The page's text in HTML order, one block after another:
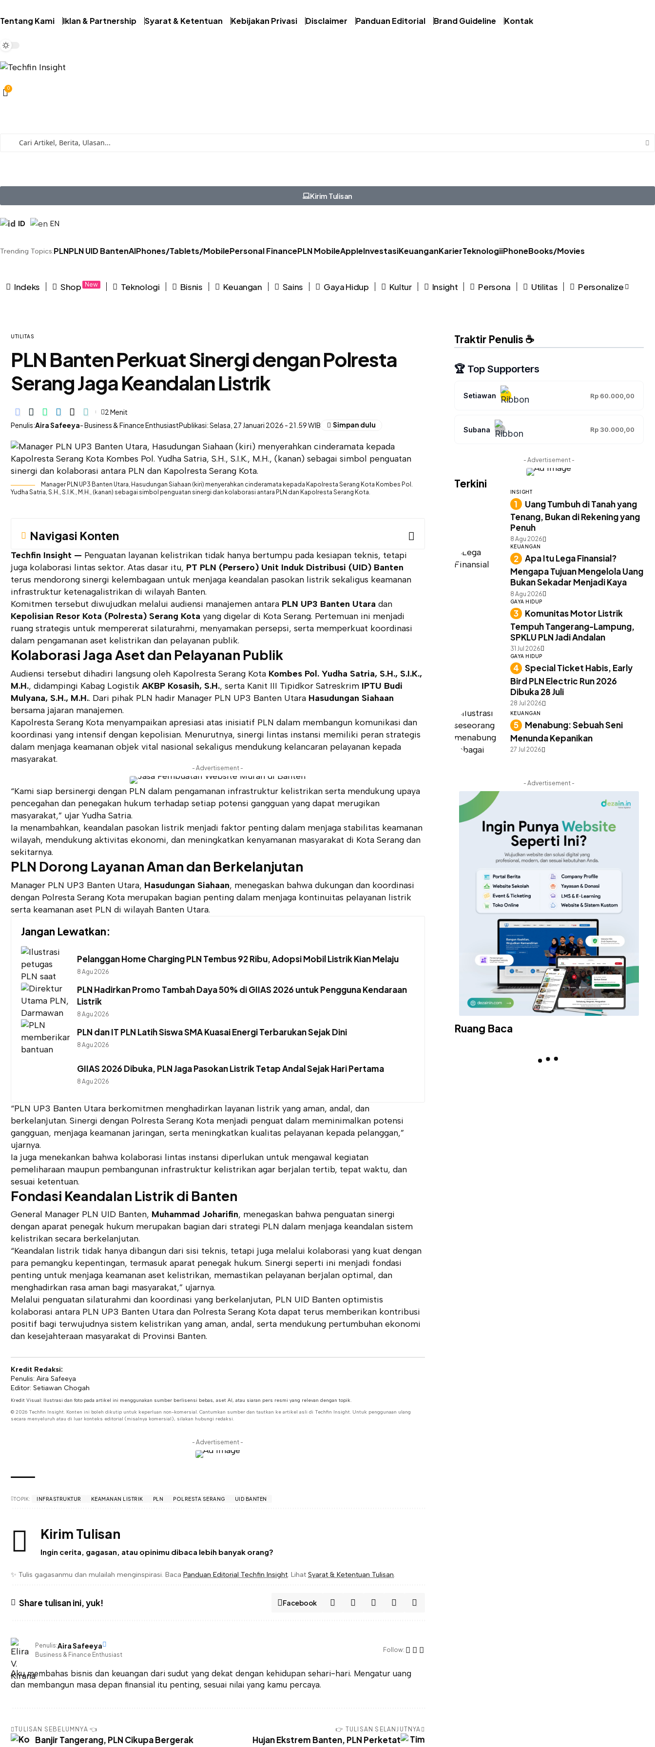
Tentang Kami Iklan & Partnership Syarat & Ketentuan Kebijakan Privasi Disclaimer Panduan Editorial Brand Guideline Kontak
0
Kirim Tulisan
ID EN
Trending Topics:PLNPLN UID BantenAIPhones/Tablets/MobilePersonal FinancePLN MobileAppleInvestasiKeuanganKarierTeknologiiPhoneBooks/Movies
Indeks Shop New Teknologi Bisnis Keuangan Sains Gaya Hidup Kultur Insight Persona Utilitas Personalize
UTILITAS
PLN Banten Perkuat Sinergi dengan Polresta
Serang Jaga Keandalan Listrik
Penulis:Aira Safeeya- Business & Finance EnthusiastPublikasi: Selasa, 27 Januari 2026 - 21.59 WIB
2 Menit
Manager PLN UP3 Banten Utara, Hasudungan Siahaan (kiri) menyerahkan cinderamata kepada Kapolresta Serang Kota Kombes Pol.
Yudha Satria, S.H., S.I.K., M.H., (kanan) sebagai simbol penguatan sinergi dan kolaborasi antara PLN dan Kapolresta Serang Kota.
Navigasi Konten
Techfin Insight — Penguatan layanan kelistrikan tidak hanya bertumpu pada kesiapan teknis, tetapi
juga kolaborasi lintas sektor. Atas dasar itu, PT PLN (Persero) Unit Induk Distribusi (UID) Banten
terus mendorong sinergi kelembagaan untuk menjaga keandalan pasokan listrik sekaligus keamanan
infrastruktur ketenagalistrikan di wilayah Banten.
Komitmen tersebut diwujudkan melalui audiensi manajemen antara PLN UP3 Banten Utara dan
Kepolisian Resor Kota (Polresta) Serang Kota yang digelar di Kota Serang. Pertemuan ini menjadi
ruang strategis untuk mempererat silaturahmi, menyamakan persepsi, serta memperkuat koordinasi
dalam pengamanan aset kelistrikan dan pelayanan publik.
Kolaborasi Jaga Aset dan Pelayanan Publik
Audiensi tersebut dihadiri langsung oleh Kapolresta Serang Kota Kombes Pol. Yudha Satria, S.H., S.I.K.,
M.H., didampingi Kabag Logistik AKBP Kosasih, S.H., serta Kanit III Tipidkor Satreskrim IPTU Budi
Mulyana, S.H., M.H.. Dari pihak PLN hadir Manager PLN UP3 Banten Utara Hasudungan Siahaan
bersama jajaran manajemen.
Kapolresta Serang Kota menyampaikan apresiasi atas inisiatif PLN dalam membangun komunikasi dan
koordinasi yang intensif dengan kepolisian. Menurutnya, sinergi lintas instansi memiliki peran strategis
dalam menjaga keamanan objek vital nasional sekaligus mendukung kelancaran pelayanan kepada
masyarakat.
- Advertisement -
“Kami siap bersinergi dengan PLN dalam pengamanan infrastruktur kelistrikan serta mendukung upaya
pencegahan dan penegakan hukum terhadap setiap potensi gangguan yang dapat merugikan
masyarakat,” ujar Yudha Satria.
Ia menambahkan, keandalan pasokan listrik menjadi faktor penting dalam menjaga stabilitas keamanan
wilayah, mendukung aktivitas ekonomi, dan meningkatkan kenyamanan masyarakat di Kota Serang dan
sekitarnya.
PLN Dorong Layanan Aman dan Berkelanjutan
Manager PLN UP3 Banten Utara, Hasudungan Siahaan, menegaskan bahwa dukungan dan koordinasi
dengan Polresta Serang Kota merupakan bagian penting dalam menjaga kontinuitas pelayanan listrik
serta keamanan aset PLN di wilayah Banten Utara.
Jangan Lewatkan:
Pelanggan Home Charging PLN Tembus 92 Ribu, Adopsi Mobil Listrik Kian Melaju
8 Agu 2026
PLN Hadirkan Promo Tambah Daya 50% di GIIAS 2026 untuk Pengguna Kendaraan
Listrik
8 Agu 2026
PLN dan IT PLN Latih Siswa SMA Kuasai Energi Terbarukan Sejak Dini
8 Agu 2026
GIIAS 2026 Dibuka, PLN Jaga Pasokan Listrik Tetap Andal Sejak Hari Pertama
8 Agu 2026
“PLN UP3 Banten Utara berkomitmen menghadirkan layanan listrik yang aman, andal, dan
berkelanjutan. Sinergi dengan Polresta Serang Kota menjadi penguat dalam meminimalkan potensi
gangguan, menjaga keamanan jaringan, serta meningkatkan kualitas pelayanan kepada pelanggan,”
ujarnya.
Ia juga menekankan bahwa kolaborasi lintas instansi diperlukan untuk mengawal kegiatan
pemeliharaan maupun pembangunan infrastruktur kelistrikan agar berjalan tertib, tepat waktu, dan
sesuai ketentuan.
Fondasi Keandalan Listrik di Banten
General Manager PLN UID Banten, Muhammad Joharifin, menegaskan bahwa penguatan sinergi
dengan aparat penegak hukum merupakan bagian dari strategi PLN dalam menjaga keandalan sistem
kelistrikan secara berkelanjutan.
“Keandalan listrik tidak hanya dibangun dari sisi teknis, tetapi juga melalui kolaborasi yang kuat dengan
para pemangku kepentingan, termasuk aparat penegak hukum. Sinergi seperti ini menjadi fondasi
penting untuk menjaga keamanan aset kelistrikan, memastikan pelayanan berjalan optimal, dan
menghadirkan rasa aman bagi masyarakat,” ujarnya.
Melalui penguatan silaturahmi dan koordinasi yang berkelanjutan, PLN UID Banten optimistis
kolaborasi antara PLN UP3 Banten Utara dan Polresta Serang Kota dapat terus memberikan kontribusi
positif bagi terwujudnya sistem kelistrikan yang aman, andal, serta mendukung pertumbuhan ekonomi
dan kesejahteraan masyarakat di Provinsi Banten.
Kredit Redaksi:
Penulis: Aira Safeeya
Editor: Setiawan Chogah
Kredit Visual: Ilustrasi dan foto pada artikel ini menggunakan sumber berlisensi bebas, aset AI, atau siaran pers resmi yang relevan dengan topik.
© 2026 Techfin Insight. Konten ini boleh dikutip untuk keperluan non-komersial. Cantumkan sumber dan tautkan ke artikel asli di Techfin Insight. Untuk penggunaan ulang
secara menyeluruh atau di luar konteks editorial (misalnya komersial), silakan hubungi redaksi.
- Advertisement -
TOPIK: INFRASTRUKTUR KEAMANAN LISTRIK PLN POLRESTA SERANG UID BANTEN
Kirim Tulisan
Ingin cerita, gagasan, atau opinimu dibaca lebih banyak orang?
✨ Tulis gagasanmu dan mulailah menginspirasi. Baca Panduan Editorial Techfin Insight. Lihat Syarat & Ketentuan Tulisan.
Share tulisan ini, yuk! Facebook
Penulis:Aira Safeeya
Business & Finance Enthusiast
Follow:
Aku membahas bisnis dan keuangan dari sudut yang dekat dengan kehidupan sehari-hari. Mengatur uang
dan membangun masa depan finansial itu penting, sesuai nilai yang kamu percaya.
TULISAN SEBELUMNYA 👈
Banjir Tangerang, PLN Cikupa Bergerak
👉 TULISAN SELANJUTNYA
Hujan Ekstrem Banten, PLN Perketat
Traktir Penulis ☕
🏆 Top Supporters
Setiawan Rp 60.000,00
Subana Rp 30.000,00
- Advertisement -
Terkini
INSIGHT
Uang Tumbuh di Tanah yang
Tenang, Bukan di Rekening yang
Penuh
8 Agu 2026
KEUANGAN
Apa Itu Lega Finansial?
Mengapa Tujuan Mengelola Uang
Bukan Sekadar Menjadi Kaya
8 Agu 2026
GAYA HIDUP
Komunitas Motor Listrik
Tempuh Tangerang-Lampung,
SPKLU PLN Jadi Andalan
31 Jul 2026
GAYA HIDUP
Special Ticket Habis, Early
Bird PLN Electric Run 2026
Dibuka 28 Juli
28 Jul 2026
KEUANGAN
Menabung: Sebuah Seni
Menunda Kepanikan
27 Jul 2026
- Advertisement -
Ruang Baca